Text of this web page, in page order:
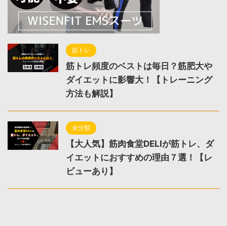
筋トレ
筋トレ頻度のベストは毎日？筋肥大や
ダイエットに影響大！【トレーニング
方法も解説】
未分類
【大人気】筋肉食堂DELIが筋トレ、ダ
イエットにおすすめの理由７選！【レ
ビューあり】